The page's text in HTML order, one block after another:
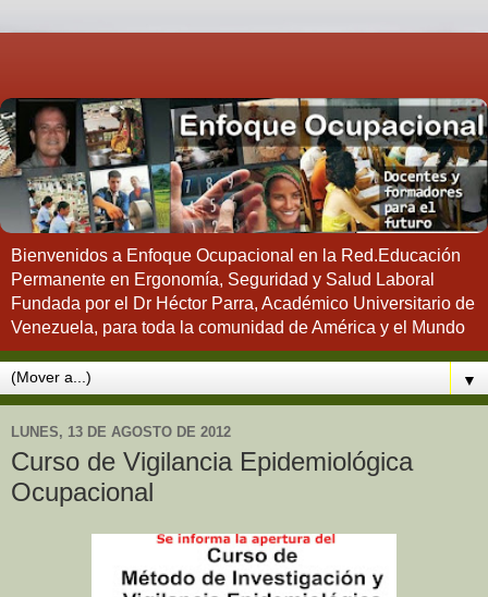
Bienvenidos a Enfoque Ocupacional en la Red.Educación
Permanente en Ergonomía, Seguridad y Salud Laboral
Fundada por el Dr Héctor Parra, Académico Universitario de
Venezuela, para toda la comunidad de América y el Mundo
▼
LUNES, 13 DE AGOSTO DE 2012
Curso de Vigilancia Epidemiológica
Ocupacional